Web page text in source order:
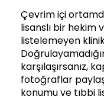
Çevrim içi
lisanslı bir hekim
listelemeyen
karşılaşırsanız,
fotoğraflar
konumu ve tıbbi